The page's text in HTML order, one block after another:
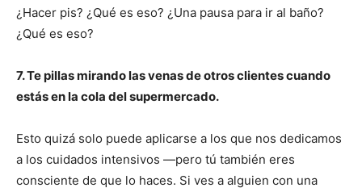
I WANT IN
¿Hacer pis? ¿Qué es eso? ¿Una pausa para ir al baño?
¿Qué es eso?
7. Te pillas mirando las venas de otros clientes cuando
estás en la cola del supermercado.
Esto quizá solo puede aplicarse a los que nos dedicamos
a los cuidados intensivos —pero tú también eres
consciente de que lo haces. Si ves a alguien con una